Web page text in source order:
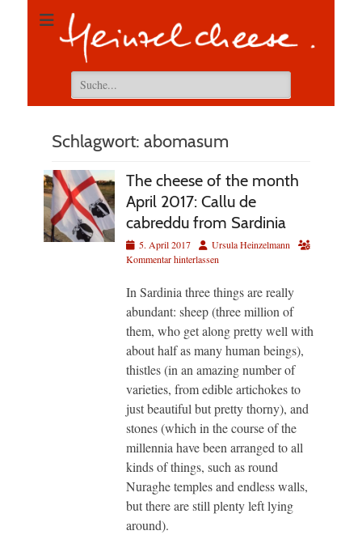
Suchen
nach:
Schlagwort: abomasum
The cheese of the month
April 2017: Callu de
cabreddu from Sardinia
Veröffentlicht
am
5. April 2017 AutorUrsula Heinzelmann
Kommentar hinterlassen
In Sardinia three things are really
abundant: sheep (three million of
them, who get along pretty well with
about half as many human beings),
thistles (in an amazing number of
varieties, from edible artichokes to
just beautiful but pretty thorny), and
stones (which in the course of the
millennia have been arranged to all
kinds of things, such as round
Nuraghe temples and endless walls,
but there are still plenty left lying
around).